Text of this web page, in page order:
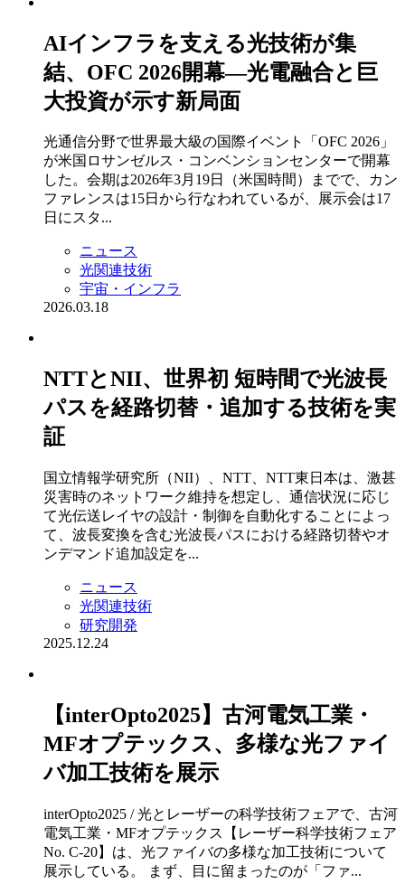
AIインフラを支える光技術が集
結、OFC 2026開幕―光電融合と巨
大投資が示す新局面
光通信分野で世界最大級の国際イベント「OFC 2026」
が米国ロサンゼルス・コンベンションセンターで開幕
した。会期は2026年3月19日（米国時間）までで、カン
ファレンスは15日から行なわれているが、展示会は17
日にスタ...
ニュース
光関連技術
宇宙・インフラ
2026.03.18
NTTとNII、世界初 短時間で光波長
パスを経路切替・追加する技術を実
証
国立情報学研究所（NII）、NTT、NTT東日本は、激甚
災害時のネットワーク維持を想定し、通信状況に応じ
て光伝送レイヤの設計・制御を自動化することによっ
て、波長変換を含む光波長パスにおける経路切替やオ
ンデマンド追加設定を...
ニュース
光関連技術
研究開発
2025.12.24
【interOpto2025】古河電気工業・
MFオプテックス、多様な光ファイ
バ加工技術を展示
interOpto2025 / 光とレーザーの科学技術フェアで、古河
電気工業・MFオプテックス【レーザー科学技術フェア
No. C-20】は、光ファイバの多様な加工技術について
展示している。 まず、目に留まったのが「ファ...